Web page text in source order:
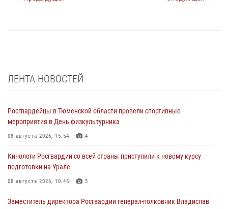
ЛЕНТА НОВОСТЕЙ
Росгвардейцы в Тюменской области провели спортивные
мероприятия в День физкультурника
08 августа 2026, 15:54 4
Кинологи Росгвардии со всей страны приступили к новому курсу
подготовки на Урале
08 августа 2026, 10:45 3
Заместитель директора Росгвардии генерал-полковник Владислав